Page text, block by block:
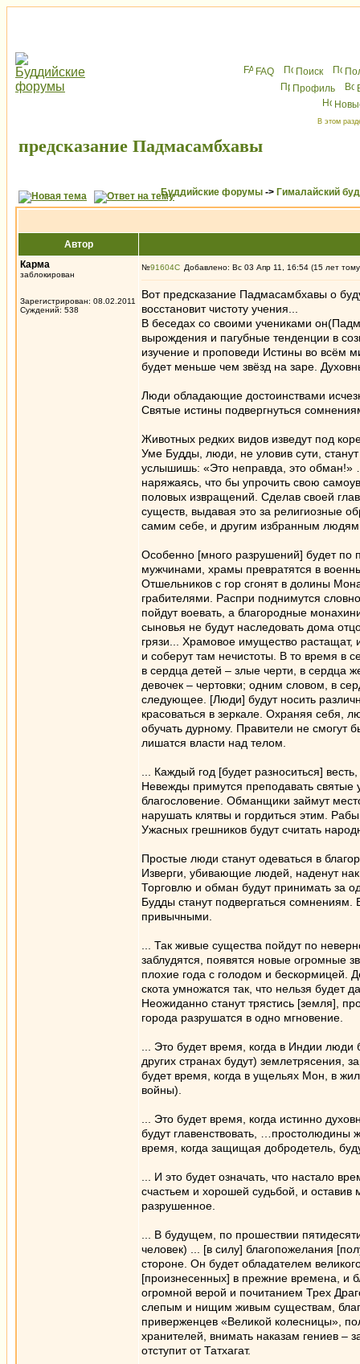
FAQ Поиск
Профиль
В этом
предсказание Падмасамбхавы
Буддийские форумы -> Гималайский
Автор
Карма
заблокирован
Зарегистрирован: 08.02.2011
Суждений: 538
№91604 Добавлено: Вс 03 Апр 11, 16:54 (15 лет
Вот предсказание Падмасамбхавы о
восстановит чистоту учения...
В беседах со своими учениками
вырождения и пагубные тенденции в
изучение и проповеди Истины во
будет меньше чем звёзд на заре.
Люди обладающие достоинствами
Святые истины подвергнуться
Животных редких видов изведут под
Уме Будды, люди, не уловив сути,
услышишь: «Это неправда, это обман!»
наряжаясь, что бы упрочить свою
половых извращений. Сделав своей
существ, выдавая это за религиозные
самим себе, и другим избранным
Особенно [много разрушений] будет по
мужчинами, храмы превратятся в
Отшельников с гор сгонят в долины
грабителями. Распри поднимутся
пойдут воевать, а благородные
сыновья не будут наследовать дома
грязи... Храмовое имущество растащат,
и соберут там нечистоты. В то время в
в сердца детей – злые черти, в
девочек – чертовки; одним словом, в
следующее. [Люди] будут носить
красоваться в зеркале. Охраняя себя,
обучать дурному. Правители не смогут
лишатся власти над телом.
... Каждый год [будет разноситься]
Невежды примутся преподавать
благословение. Обманщики займут
нарушать клятвы и гордиться этим.
Ужасных грешников будут считать
Простые люди станут одеваться в
Изверги, убивающие людей, наденут
Торговлю и обман будут принимать за
Будды станут подвергаться
привычными.
... Так живые существа пойдут по
заблудятся, появятся новые огромные
плохие года с голодом и бескормицей.
скота умножатся так, что нельзя будет
Неожиданно станут трястись [земля],
города разрушатся в одно мгновение.
... Это будет время, когда в Индии
других странах будут)
будет время, когда в ущельях Мон, в
войны).
... Это будет время, когда истинно
будут главенствовать, …простолюдины
время, когда защищая добродетель,
... И это будет означать, что настало
счастьем и хорошей судьбой, и
разрушенное.
... В будущем, по прошествии
человек) ... [в силу] благопожелания
стороне. Он будет обладателем
[произнесенных] в прежние времена, и
огромной верой и почитанием Трех
слепым и нищим живым существам,
приверженцев «Великой колесницы»,
хранителей, внимать наказам гениев –
отступит от Татхагат.